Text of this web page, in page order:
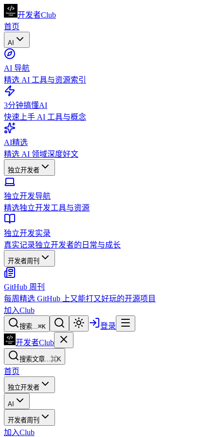
开发者Club
首页
AI
AI 导航
精选 AI 工具与资源索引
3分钟搞懂AI
快速上手 AI 工具与概念
AI精选
精选 AI 领域深度好文
独立开发者
独立开发导航
精选独立开发工具与资源
独立开发实录
真实记录独立开发者的日常与成长
开发者周刊
GitHub 周刊
每周精选 GitHub 上又能打又好玩的开源项目
加入Club
搜索...⌘K
登录
开发者Club
搜索文章...⌘K
首页
独立开发者
AI
开发者周刊
加入Club